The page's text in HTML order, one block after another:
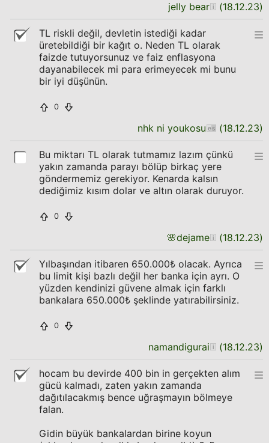
jelly bear (18.12.23)
TL riskli değil, devletin istediği kadar
üretebildiği bir kağıt o. Neden TL olarak
faizde tutuyorsunuz ve faiz enflasyona
dayanabilecek mi para erimeyecek mi bunu
bir iyi düşünün.
0
nhk ni youkosu (18.12.23)
Bu miktarı TL olarak tutmamız lazım çünkü
yakın zamanda parayı bölüp birkaç yere
göndermemiz gerekiyor. Kenarda kalsın
dediğimiz kısım dolar ve altın olarak duruyor.
0
🌸dejame (18.12.23)
Yılbaşından itibaren 650.000₺ olacak. Ayrıca
bu limit kişi bazlı değil her banka için ayrı. O
yüzden kendinizi güvene almak için farklı
bankalara 650.000₺ şeklinde yatırabilirsiniz.
0
namandigurai (18.12.23)
hocam bu devirde 400 bin in gerçekten alım
gücü kalmadı, zaten yakın zamanda
dağıtılacakmış bence uğraşmayın bölmeye
falan.
Gidin büyük bankalardan birine koyun